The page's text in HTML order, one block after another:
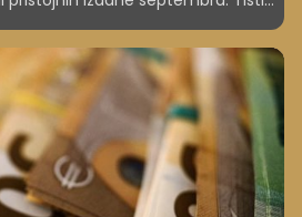
nje, se bodo morali znajti in
Posamezni centri za socialno delo
zanje več. Pri tem omenjajo
servis in ponudbo